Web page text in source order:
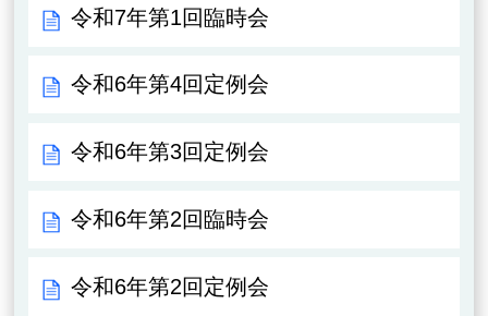
令和7年第1回臨時会
令和6年第4回定例会
令和6年第3回定例会
令和6年第2回臨時会
令和6年第2回定例会